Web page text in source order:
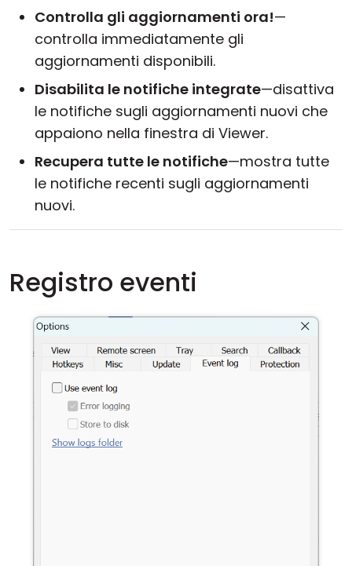
Controlla gli aggiornamenti ora!—
controlla immediatamente gli
aggiornamenti disponibili.
Disabilita le notifiche integrate—disattiva
le notifiche sugli aggiornamenti nuovi che
appaiono nella finestra di Viewer.
Recupera tutte le notifiche—mostra tutte
le notifiche recenti sugli aggiornamenti
nuovi.
Registro eventi